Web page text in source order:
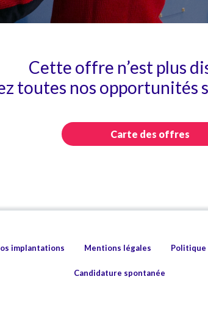
Cette offre n’est plus
toutes nos opportunités
Carte des offres
implantations Mentions légales
Candidature spontanée